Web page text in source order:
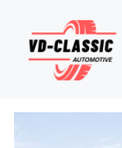
contenu